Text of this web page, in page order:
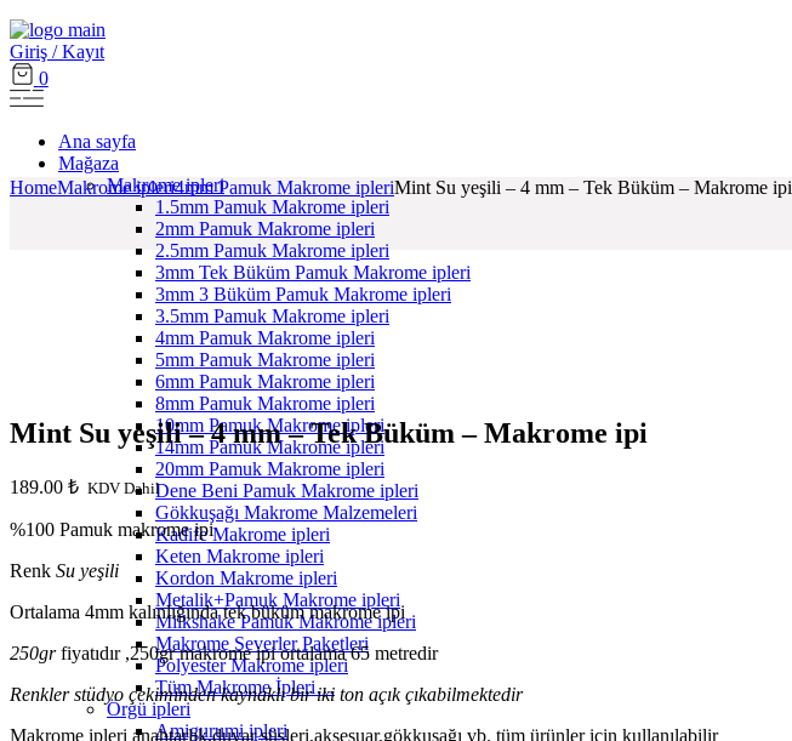
Giriş / Kayıt
0
Ana sayfa
Mağaza
Makrome ipleri
1.5mm Pamuk Makrome ipleri
2mm Pamuk Makrome ipleri
2.5mm Pamuk Makrome ipleri
3mm Tek Büküm Pamuk Makrome ipleri
3mm 3 Büküm Pamuk Makrome ipleri
3.5mm Pamuk Makrome ipleri
4mm Pamuk Makrome ipleri
5mm Pamuk Makrome ipleri
6mm Pamuk Makrome ipleri
8mm Pamuk Makrome ipleri
10mm Pamuk Makrome ipleri
14mm Pamuk Makrome ipleri
20mm Pamuk Makrome ipleri
Dene Beni Pamuk Makrome ipleri
Gökkuşağı Makrome Malzemeleri
Kadife Makrome ipleri
Keten Makrome ipleri
Kordon Makrome ipleri
Metalik+Pamuk Makrome ipleri
Milkshake Pamuk Makrome ipleri
Makrome Severler Paketleri
Polyester Makrome ipleri
Tüm Makrome İpleri…
Örgü ipleri
Amigurumi ipleri
HomeMakrome ipleri4mm Pamuk Makrome ipleriMint Su yeşili – 4 mm – Tek Büküm – Makrome ipi
Mint Su yeşili – 4 mm – Tek Büküm – Makrome ipi
189.00 ₺ KDV Dahil
%100 Pamuk makrome ipi
Renk Su yeşili
Ortalama 4mm kalınlığında tek büküm makrome ipi
250grfiyatıdır ,250gr makrome ipi ortalama 65 metredir
Renkler stüdyo çekiminden kaynaklı bir iki ton açık çıkabilmektedir
Makrome ipleri anahtarlık,duvar süsleri,aksesuar,gökkuşağı vb. tüm ürünler için kullanılabilir